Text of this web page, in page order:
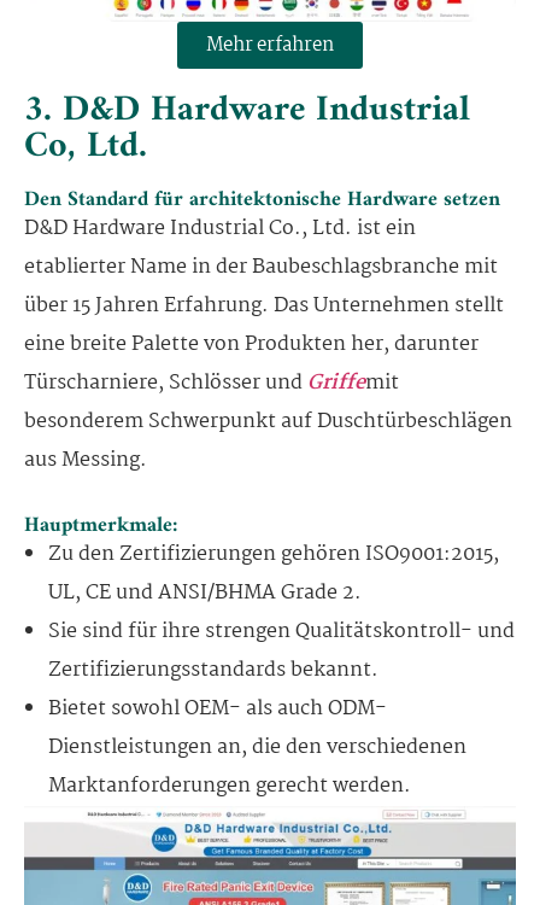
Mehr erfahren
3. D&D Hardware Industrial
Co, Ltd.
Den Standard für architektonische Hardware setzen
D&D Hardware Industrial Co., Ltd. ist ein
etablierter Name in der Baubeschlagsbranche mit
über 15 Jahren Erfahrung. Das Unternehmen stellt
eine breite Palette von Produkten her, darunter
Türscharniere, Schlösser undGriffemit
besonderem Schwerpunkt auf Duschtürbeschlägen
aus Messing.
Hauptmerkmale:
Zu den Zertifizierungen gehören ISO9001:2015,
UL, CE und ANSI/BHMA Grade 2.
Sie sind für ihre strengen Qualitätskontroll- und
Zertifizierungsstandards bekannt.
Bietet sowohl OEM- als auch ODM-
Dienstleistungen an, die den verschiedenen
Marktanforderungen gerecht werden.